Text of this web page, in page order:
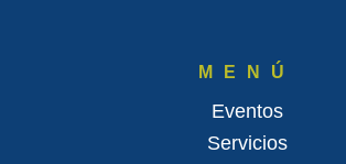
MENÚ
Eventos
Servicios